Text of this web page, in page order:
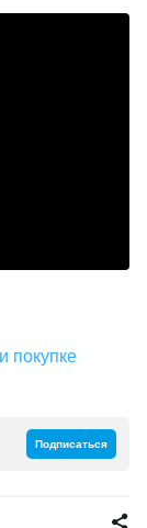
покупке
Подписаться